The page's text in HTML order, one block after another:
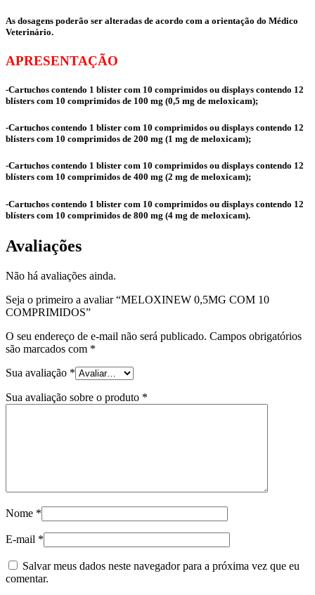
As dosagens poderão ser alteradas de acordo com a orientação do Médico
Veterinário.
APRESENTAÇÃO
-Cartuchos contendo 1 blister com 10 comprimidos ou displays contendo 12
blísters com 10 comprimidos de 100 mg (0,5 mg de meloxicam);
-Cartuchos contendo 1 blister com 10 comprimidos ou displays contendo 12
blísters com 10 comprimidos de 200 mg (1 mg de meloxicam);
-Cartuchos contendo 1 blister com 10 comprimidos ou displays contendo 12
blísters com 10 comprimidos de 400 mg (2 mg de meloxicam);
-Cartuchos contendo 1 blister com 10 comprimidos ou displays contendo 12
blísters com 10 comprimidos de 800 mg (4 mg de meloxicam).
Avaliações
Não há avaliações ainda.
Seja o primeiro a avaliar “MELOXINEW 0,5MG COM 10
COMPRIMIDOS”
O seu endereço de e-mail não será publicado. Campos obrigatórios
são marcados com *
Sua avaliação *
Sua avaliação sobre o produto *
Nome *
E-mail *
Salvar meus dados neste navegador para a próxima vez que eu
comentar.